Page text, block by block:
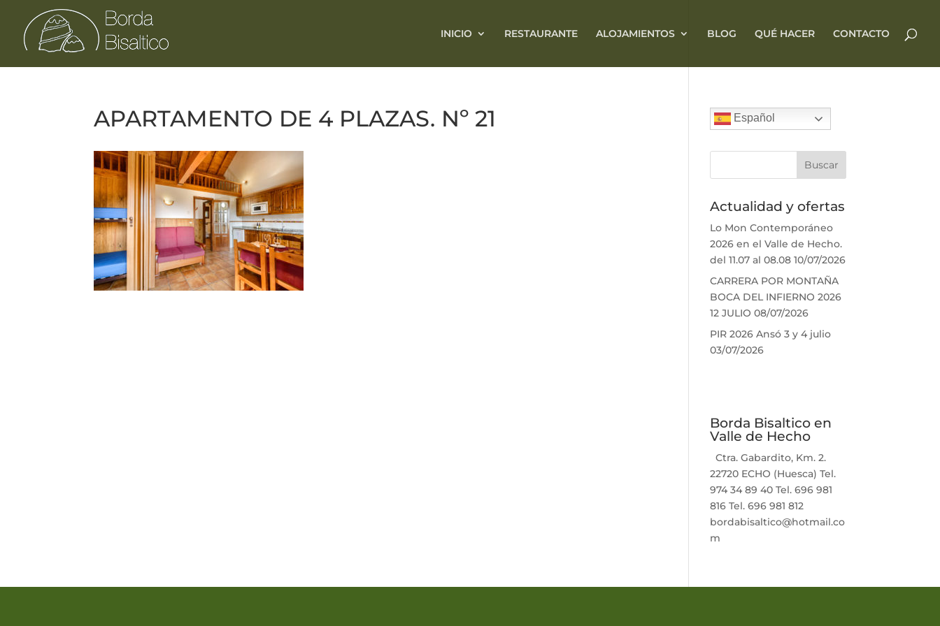
INICIO RESTAURANTE ALOJAMIENTOS BLOG QUÉ HACER CONTACTO
APARTAMENTO DE 4 PLAZAS. Nº 21 Español
Actualidad y ofertas
Lo Mon Contemporáneo
2026 en el Valle de Hecho.
del 11.07 al 08.08 10/07/2026
CARRERA POR MONTAÑA
BOCA DEL INFIERNO 2026
12 JULIO 08/07/2026
PIR 2026 Ansó 3 y 4 julio
03/07/2026
Borda Bisaltico en
Valle de Hecho
Ctra. Gabardito, Km. 2.
22720 ECHO (Huesca) Tel.
974 34 89 40 Tel. 696 981
816 Tel. 696 981 812
bordabisaltico@hotmail.co
m